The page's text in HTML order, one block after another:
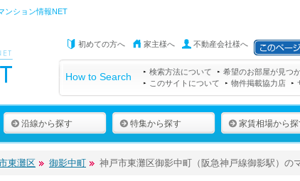
ンション情報NET
初めての方へ 家主様へ 不動産会社様へ
How to Search 検索方法について 希望のお部屋が見つ
このサイトについて
物件掲載協力店
沿線から探す 特集から探す 家賃相場から
東灘区 御影中町 神戸市東灘区御影中町（阪急神戸線御影駅）の